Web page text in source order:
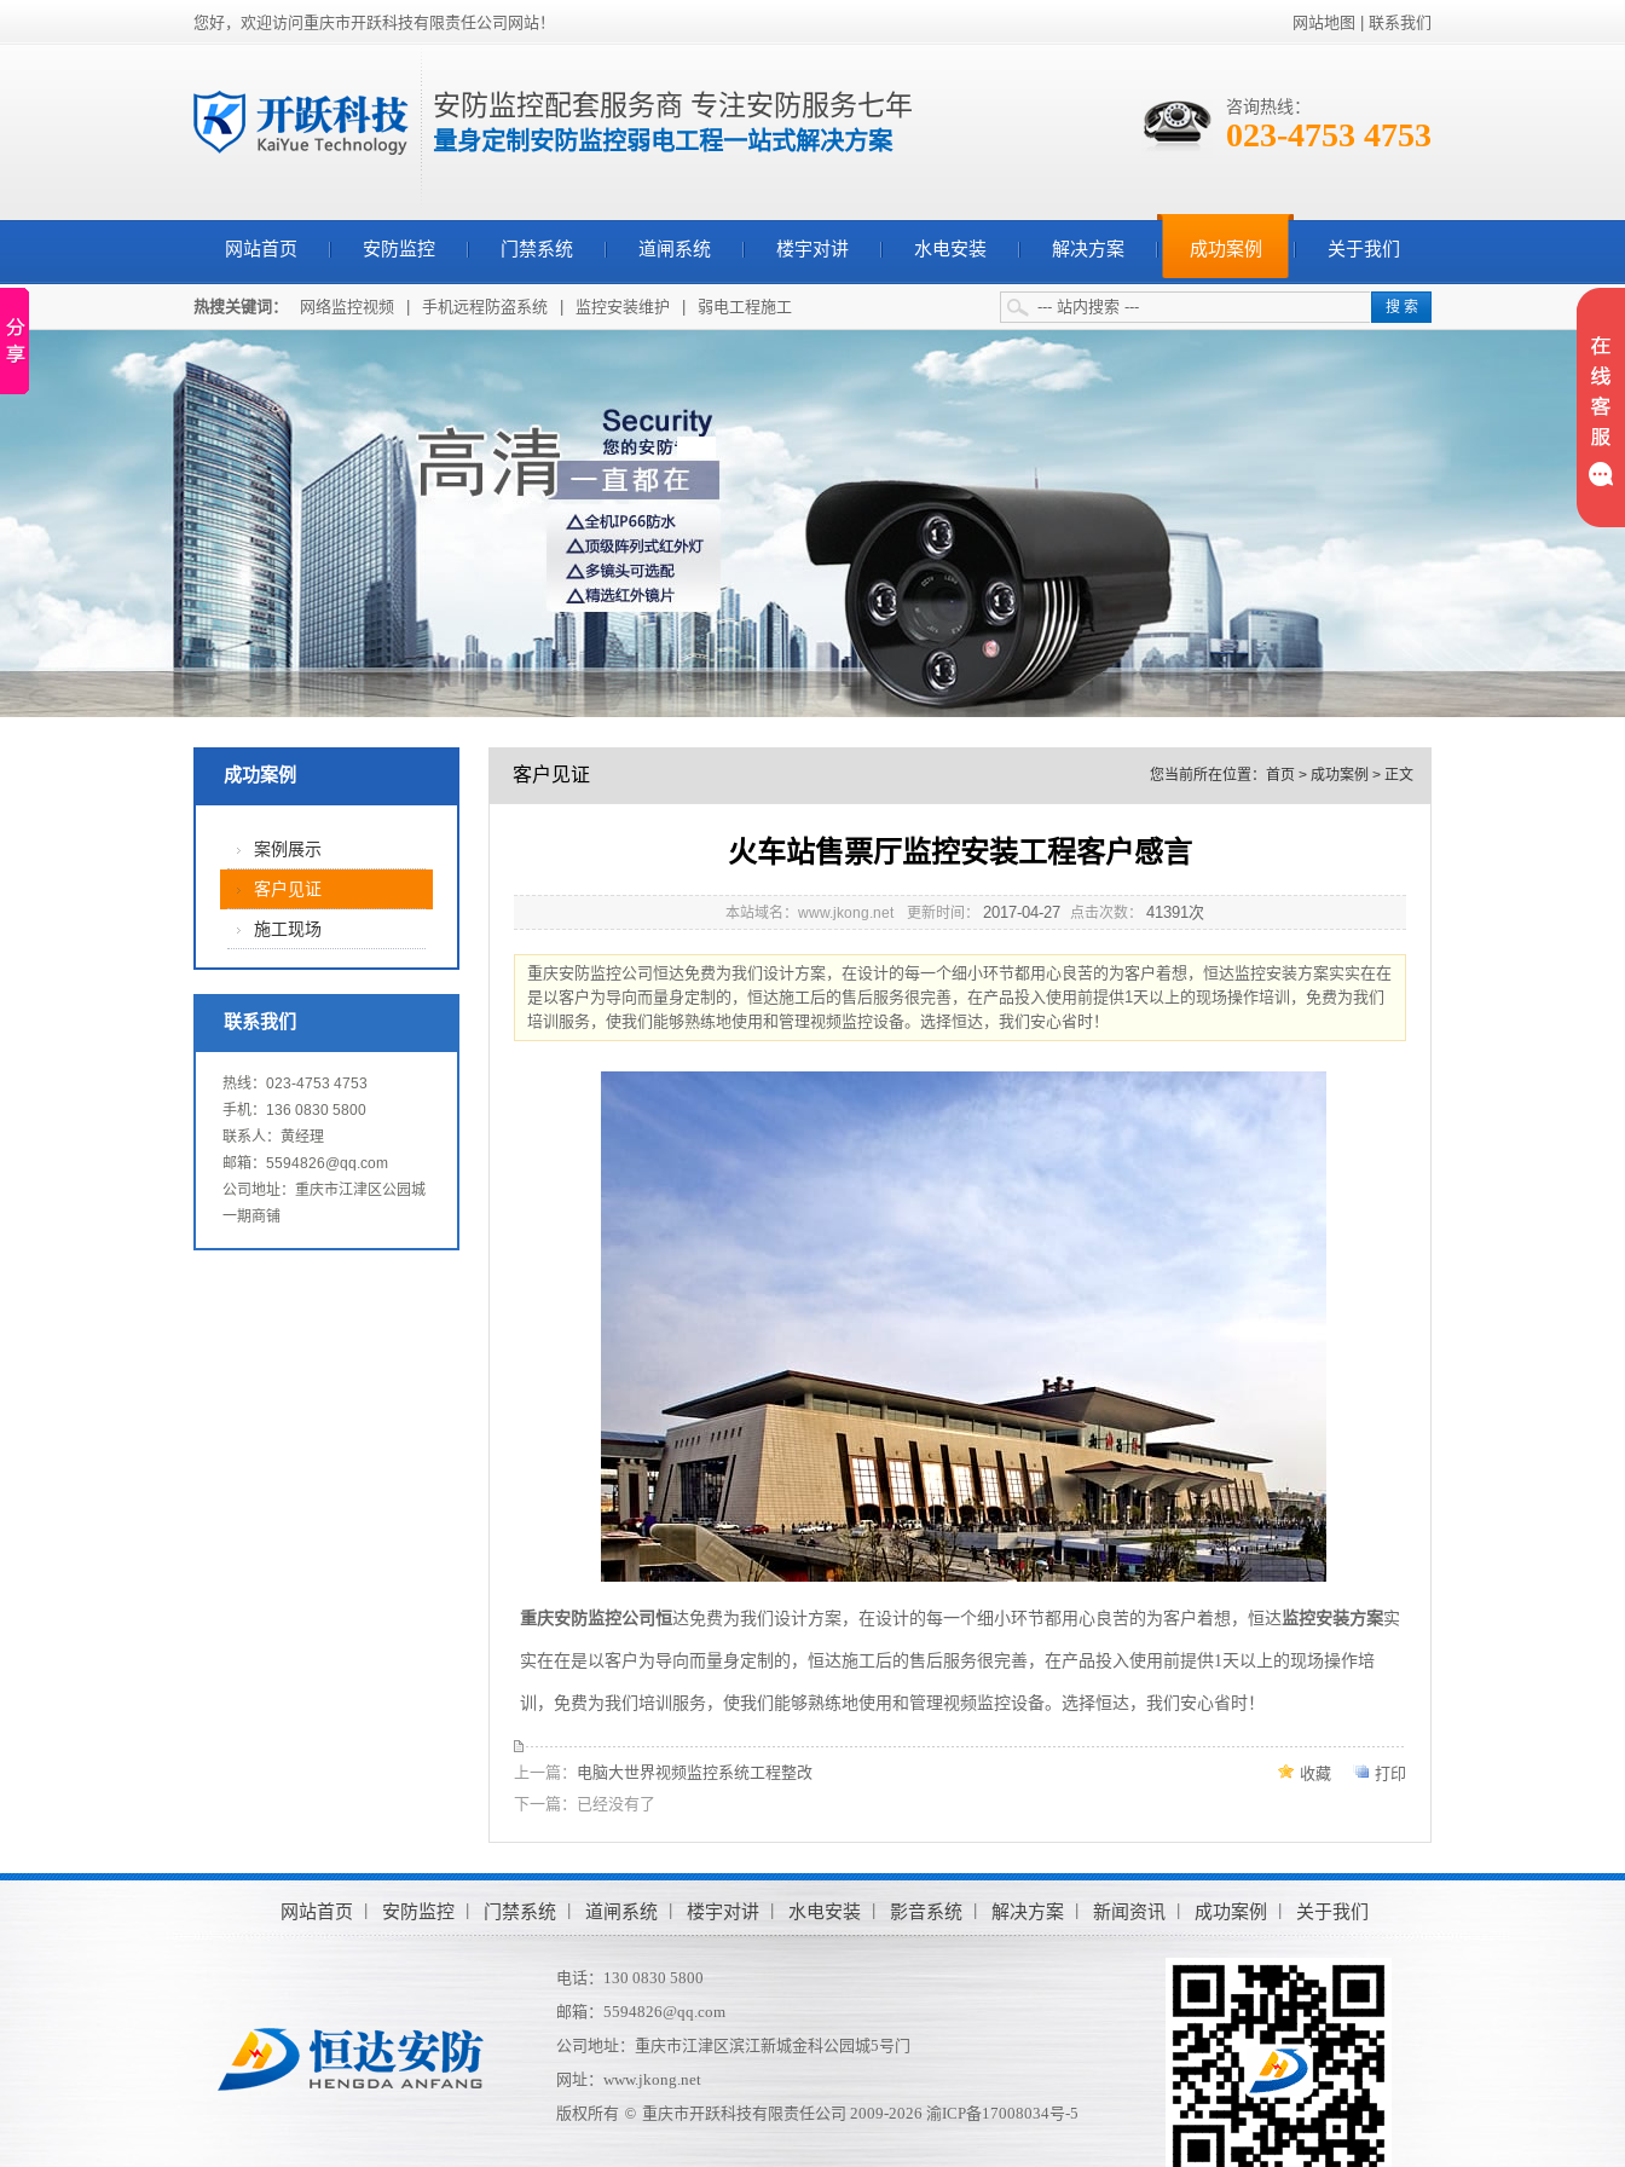
您好，欢迎访问重庆市开跃科技有限责任公司网站！ 网站地图 联系我们
安防监控配套服务商 专注安防服务七年
量身定制安防监控弱电工程一站式解决方案
咨询热线：
023-4753 4753
网站首页 安防监控 门禁系统 道闸系统 楼宇对讲 水电安装 解决方案 成功案例 关于我们
搜 索
热搜关键词： 网络监控视频 手机远程防盗系统 监控安装维护 弱电工程施工
成功案例
案例展示
客户见证
施工现场
联系我们
热线：023-4753 4753
手机：136 0830 5800
联系人：黄经理
邮箱：5594826@qq.com
公司地址：重庆市江津区公园城
一期商铺
您当前所在位置： 首页 > 成功案例 > 正文
客户见证
火车站售票厅监控安装工程客户感言
本站域名：www.jkong.net 更新时间： 2017-04-27 点击次数： 41391次
重庆安防监控公司恒达免费为我们设计方案，在设计的每一个细小环节都用心良苦的为客户着想，恒达监控安装方案实实在在
是以客户为导向而量身定制的，恒达施工后的售后服务很完善，在产品投入使用前提供1天以上的现场操作培训，免费为我们
培训服务，使我们能够熟练地使用和管理视频监控设备。选择恒达，我们安心省时！​
重庆安防监控公司恒达免费为我们设计方案，在设计的每一个细小环节都用心良苦的为客户着想，恒达监控安装方案实
实在在是以客户为导向而量身定制的， 恒达施工后的售后服务很完善，在产品投入使用前提供1天以上的现场操作培
训，免费为我们培训服务，使我们能够熟练地使用和管理视频监控设备。选择恒达，我们安心省时！
上一篇： 电脑大世界视频监控系统工程整改
下一篇：已经没有了
收藏 打印
网站首页 安防监控 门禁系统 道闸系统 楼宇对讲 水电安装 影音系统 解决方案 新闻资讯 成功案例 关于我们
电话：130 0830 5800
邮箱：5594826@qq.com
公司地址：重庆市江津区滨江新城金科公园城5号门
网址： www.jkong.net
版权所有 © 重庆市开跃科技有限责任公司 2009-2026 渝ICP备17008034号-5